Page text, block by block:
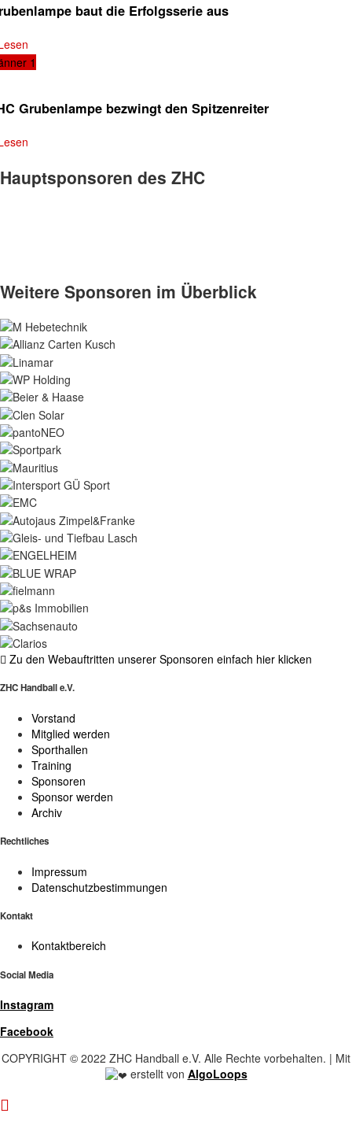
baut die Erfolgsserie aus
1
Grubenlampe bezwingt den Spitzenreiter
Hauptsponsoren des ZHC
Weitere Sponsoren im Überblick
Zu den Webauftritten unserer Sponsoren einfach hier klicken
ZHC Handball e.V.
Vorstand
Mitglied werden
Sporthallen
Training
Sponsoren
Sponsor werden
Archiv
Rechtliches
Impressum
Datenschutzbestimmungen
Kontakt
Kontaktbereich
Social Media
Instagram
Facebook
COPYRIGHT © 2022 ZHC Handball e.V. Alle Rechte vorbehalten. | Mit
erstellt von AlgoLoops